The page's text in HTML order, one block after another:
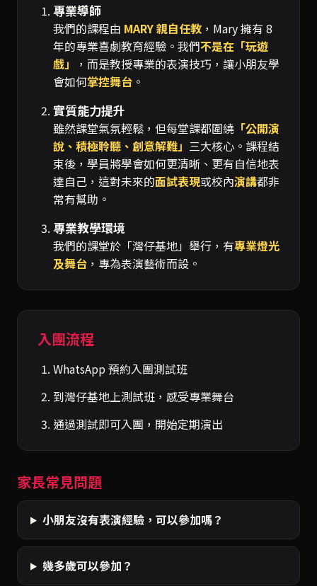
專業導師
我們的課程由 MARY 親自任教 ，Mary 擁有 8
年的專業喜劇教育經驗。我們不是在「玩遊
戲」
，而是教授專業的表演技巧，讓小朋友學
會如何掌控舞台 。
實質能力提升
雖然課堂氣氛輕鬆，但每堂課都圍繞 「公開演
說、積極聆聽、創意解難」 三大核心。課程結
束後，學員將學會如何更清晰、更有自信地表
達自己，這對未來的面試表現或校內演講都非
常有幫助。
專業教學環境
我們的課堂於「灣仔基地」舉行，有專業燈光
及舞台 ，專為表演藝術而設。
入團流程
WhatsApp 預約入團測試班
到灣仔基地上測試班，感受專業舞台
通過測試即可入團，開始定期演出
家長常見問題
小朋友沒有表演經驗，可以參加嗎？
幾多歲可以參加？